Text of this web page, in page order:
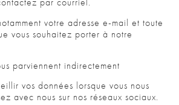
votre adresse e-mail et toute
vous souhaitez porter à notre
parviennent indirectement
vos données lorsque vous nous
avec nous sur nos réseaux sociaux.